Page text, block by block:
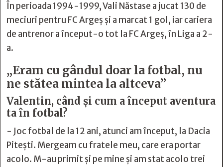
În perioada 1994-1999, Vali Năstase a jucat 130 de
meciuri pentru FC Argeș și a marcat 1 gol, iar cariera
de antrenor a început-o tot la FC Argeș, în Liga a 2-
a.
„Eram cu gândul doar la fotbal, nu
ne stătea mintea la altceva”
Valentin, când și cum a început aventura
ta în fotbal?
- Joc fotbal de la 12 ani, atunci am început, la Dacia
Pitești. Mergeam cu fratele meu, care era portar
acolo. M-au primit și pe mine și am stat acolo trei